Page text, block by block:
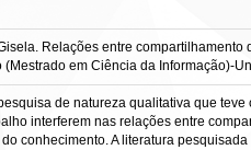
Relações entre
(Mestrado em Ciência da Informação)-
de natureza qualitativa que
interferem nas relações entre
conhecimento. A literatura